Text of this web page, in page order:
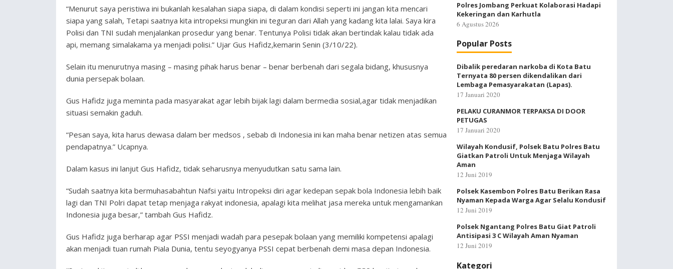
“Menurut saya peristiwa ini bukanlah kesalahan siapa siapa, di dalam kondisi seperti ini jangan kita mencari
siapa yang salah, Tetapi saatnya kita intropeksi mungkin ini teguran dari Allah yang kadang kita lalai. Saya kira
Polisi dan TNI sudah menjalankan prosedur yang benar. Tentunya Polisi tidak akan bertindak kalau tidak ada
api, memang simalakama ya menjadi polisi.” Ujar Gus Hafidz,kemarin Senin (3/10/22).
Selain itu menurutnya masing – masing pihak harus benar – benar berbenah dari segala bidang, khususnya
dunia persepak bolaan.
Gus Hafidz juga meminta pada masyarakat agar lebih bijak lagi dalam bermedia sosial,agar tidak menjadikan
situasi semakin gaduh.
“Pesan saya, kita harus dewasa dalam ber medsos , sebab di Indonesia ini kan maha benar netizen atas semua
pendapatnya.” Ucapnya.
Dalam kasus ini lanjut Gus Hafidz, tidak seharusnya menyudutkan satu sama lain.
“Sudah saatnya kita bermuhasabahtun Nafsi yaitu Intropeksi diri agar kedepan sepak bola Indonesia lebih baik
lagi dan TNI Polri dapat tetap menjaga rakyat indonesia, apalagi kita melihat jasa mereka untuk mengamankan
Indonesia juga besar,” tambah Gus Hafidz.
Gus Hafidz juga berharap agar PSSI menjadi wadah para pesepak bolaan yang memiliki kompetensi apalagi
akan menjadi tuan rumah Piala Dunia, tentu seyogyanya PSSI cepat berbenah demi masa depan Indonesia.
Polres Jombang Perkuat Kolaborasi Hadapi
Kekeringan dan Karhutla
6 Agustus 2026
Popular Posts
Dibalik peredaran narkoba di Kota Batu
Ternyata 80 persen dikendalikan dari
Lembaga Pemasyarakatan (Lapas).
17 Januari 2020
PELAKU CURANMOR TERPAKSA DI DOOR
PETUGAS
17 Januari 2020
Wilayah Kondusif, Polsek Batu Polres Batu
Giatkan Patroli Untuk Menjaga Wilayah
Aman
12 Juni 2019
Polsek Kasembon Polres Batu Berikan Rasa
Nyaman Kepada Warga Agar Selalu Kondusif
12 Juni 2019
Polsek Ngantang Polres Batu Giat Patroli
Antisipasi 3 C Wilayah Aman Nyaman
12 Juni 2019
Kategori